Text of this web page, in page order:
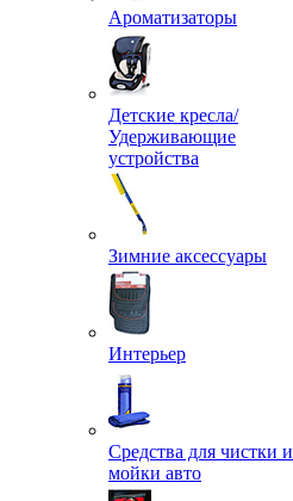
Ароматизаторы
Детские кресла/
Удерживающие
устройства
Зимние аксессуары
Интерьер
Средства для чистки и
мойки авто